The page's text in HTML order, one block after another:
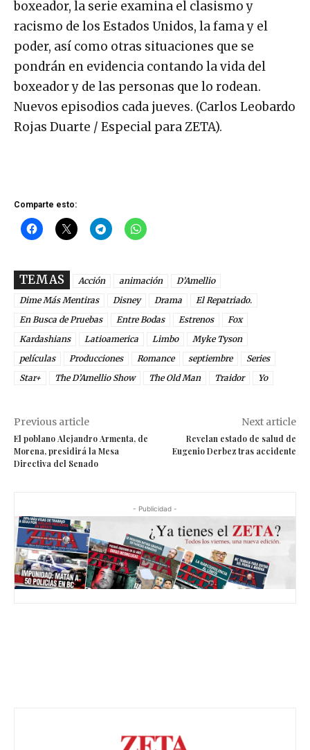
boxeador, la serie examina el clasismo y
racismo de los Estados Unidos, la fama y el
poder, así como otras situaciones que se
pondrán en evidencia contando la vida del
boxeador y de las personas que lo rodean.
Nuevos episodios cada jueves. (Carlos Leobardo
Rojas Duarte / Especial para ZETA).
Comparte esto:
TEMAS Acción animación
D’Amellio
Dime Más Mentiras
Disney Drama
El Repatriado.
En Busca de Pruebas
Entre Bodas Estrenos
Fox
Kardashians
Latioamerica Limbo
Myke Tyson
películas
Producciones Romance septiembre
Series
Star+
The D’Amellio Show The Old Man Traidor Yo
Previous article
El poblano Alejandro Armenta, de
Morena, presidirá la Mesa
Directiva del Senado
Next article
Revelan estado de salud de
Eugenio Derbez tras accidente
- Publicidad -